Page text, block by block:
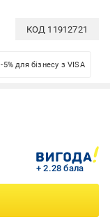
КОД 11912721
-5% для бізнесу з VISA
+ 2.28 бала